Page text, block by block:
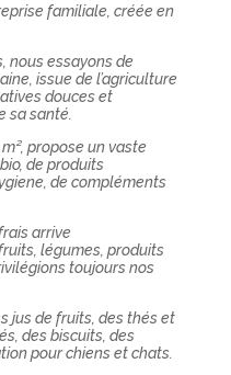
familiale, créée en
nous essayons de
issue de l’agriculture
douces et
sa santé.
m², propose un vaste
de produits
de compléments
arrive
légumes, produits
toujours nos
jus de fruits, des thés et
des biscuits, des
pour chiens et chats.